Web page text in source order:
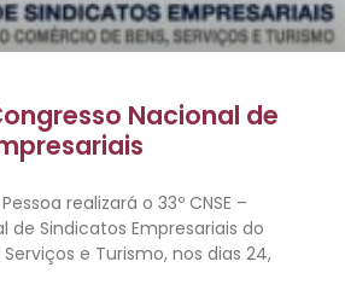
Nacional de
realizará o 33º CNSE –
de Sindicatos Empresariais do
e Turismo, nos dias 24,